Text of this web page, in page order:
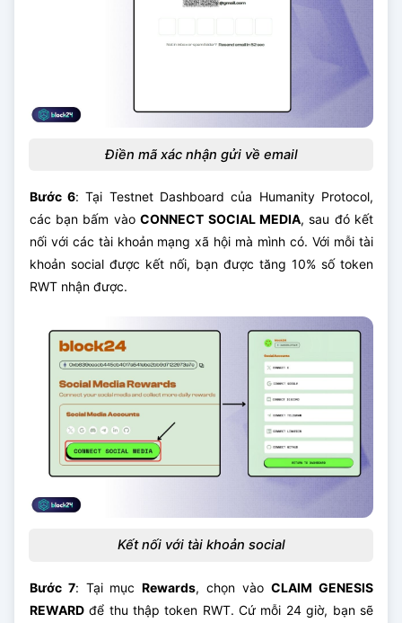
Điền mã xác nhận gửi về email
Bước 6: Tại Testnet Dashboard của Humanity Protocol,
các bạn bấm vàoCONNECT SOCIAL MEDIA, sau đó kết
nối với các tài khoản mạng xã hội mà mình có. Với mỗi tài
khoản social được kết nối, bạn được tăng 10% số token
RWT nhận được.
Kết nối với tài khoản social
Bước 7: Tại mụcRewards, chọn vàoCLAIM GENESIS
REWARDđể thu thập token RWT. Cứ mỗi 24 giờ, bạn sẽ